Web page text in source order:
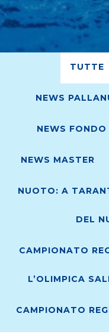
TUTTE
NEWS
NEWS FONDO
NEWS MASTER
NUOTO: A
DEL
CAMPIONATO
L’OLIMPICA
CAMPIONATO